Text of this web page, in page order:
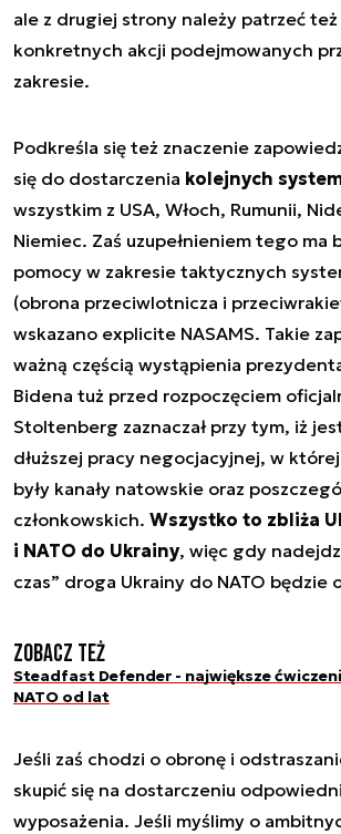
ale z drugiej strony należy patrzeć
konkretnych akcji podejmowanych
zakresie.
Podkreśla się też znaczenie
się do dostarczenia kolejnych
wszystkim z USA, Włoch, Rumunii,
Niemiec. Zaś uzupełnieniem tego ma
pomocy w zakresie taktycznych
(obrona przeciwlotnicza i
wskazano explicite NASAMS. Takie
ważną częścią wystąpienia
Bidena tuż przed rozpoczęciem
Stoltenberg zaznaczał przy tym, iż
dłuższej pracy negocjacyjnej, w
były kanały natowskie oraz
członkowskich. Wszystko to zbliża
i NATO do Ukrainy, więc gdy
czas” droga Ukrainy do NATO będzie
Zobacz też
Steadfast Defender - największe
NATO od lat
Jeśli zaś chodzi o obronę i
skupić się na dostarczeniu
wyposażenia. Jeśli myślimy o